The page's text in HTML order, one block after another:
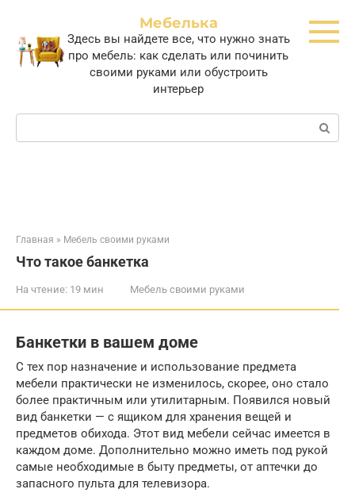
контенту
Мебелька
Здесь вы найдете все, что нужно знать
про мебель: как сделать или починить
своими руками или обустроить
интерьер
Поиск:
Главная » Мебель своими руками
Что такое банкетка
На чтение: 19 мин Мебель своими руками
Банкетки в вашем доме
С тех пор назначение и использование предмета
мебели практически не изменилось, скорее, оно стало
более практичным или утилитарным. Появился новый
вид банкетки — с ящиком для хранения вещей и
предметов обихода. Этот вид мебели сейчас имеется в
каждом доме. Дополнительно можно иметь под рукой
самые необходимые в быту предметы, от аптечки до
запасного пульта для телевизора.